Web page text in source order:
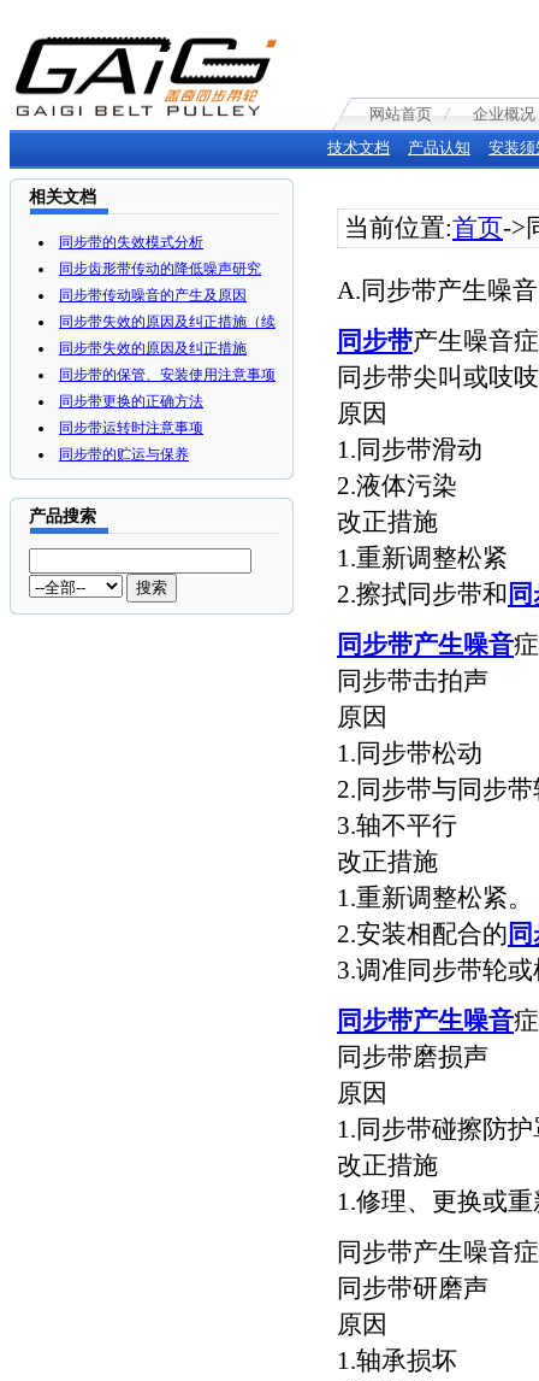
网站首页
企业概况
技术文档
产品认知 安装须
相关文档
同步带的失效模式分析
同步齿形带传动的降低噪声研究
同步带传动噪音的产生及原因
同步带失效的原因及纠正措施（续
同步带失效的原因及纠正措施
同步带的保管、安装使用注意事项
同步带更换的正确方法
同步带运转时注意事项
同步带的贮运与保养
产品搜索
当前位置:首页->
A.同步带产生噪
同步带产生噪音
同步带尖叫或吱
原因
1.同步带滑动
2.液体污染
改正措施
1.重新调整松紧
2.擦拭同步带和
同步带产生噪音
同步带击拍声
原因
1.同步带松动
2.同步带与同步
3.轴不平行
改正措施
1.重新调整松紧。
2.安装相配合的
3.调准同步带轮
同步带产生噪音
同步带磨损声
原因
1.同步带碰擦防护
改正措施
1.修理、更换或
同步带产生噪音
同步带研磨声
原因
1.轴承损坏